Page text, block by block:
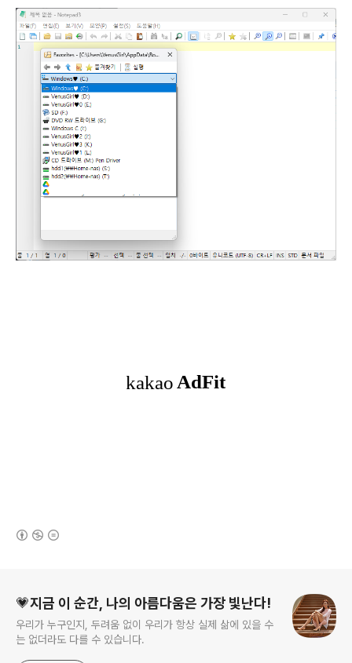
💗지금 이 순간, 나의 아름다움은 가장 빛난다!
우리가 누구인지, 두려움 없이 우리가 항상 실제 삶에 있을 수
는 없더라도 다를 수 있습니다.